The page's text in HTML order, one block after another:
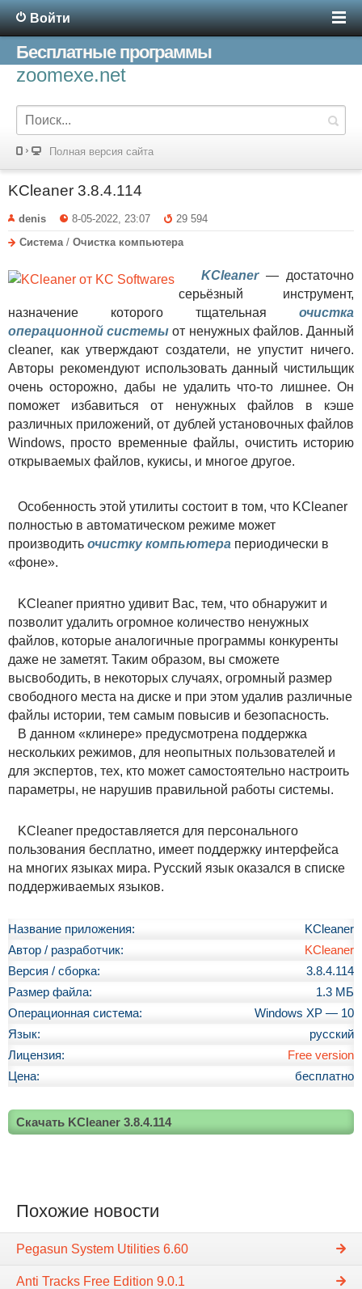
Войти
Бесплатные программы
zoomexe.net
Полная версия сайта
KCleaner 3.8.4.114
denis 8-05-2022, 23:07
29 594
Система / Очистка компьютера
KCleaner — достаточно
серьёзный инструмент,
назначение которого тщательная очистка
операционной системы от ненужных файлов. Данный
cleaner, как утверждают создатели, не упустит ничего.
Авторы рекомендуют использовать данный чистильщик
очень осторожно, дабы не удалить что-то лишнее. Он
поможет избавиться от ненужных файлов в кэше
различных приложений, от дублей установочных файлов
Windows, просто временные файлы, очистить историю
открываемых файлов, кукисы, и многое другое.
Особенность этой утилиты состоит в том, что KCleaner
полностью в автоматическом режиме может
производить очиcтку компьютера периодически в
«фоне».
KCleaner приятно удивит Вас, тем, что обнаружит и
позволит удалить огромное количество ненужных
файлов, которые аналогичные программы конкуренты
даже не заметят. Таким образом, вы сможете
высвободить, в некоторых случаях, огромный размер
свободного места на диске и при этом удалив различные
файлы истории, тем самым повысив и безопасность.
В данном «клинере» предусмотрена поддержка
нескольких режимов, для неопытных пользователей и
для экспертов, тех, кто может самостоятельно настроить
параметры, не нарушив правильной работы системы.
KCleaner предоставляется для персонального
пользования бесплатно, имеет поддержку интерфейса
на многих языках мира. Русский язык оказался в списке
поддерживаемых языков.
Название приложения:
KCleaner
Автор / разработчик:
KCleaner
Версия / сборка:
3.8.4.114
Размер файла:
1.3 МБ
Операционная система:
Windows XP — 10
Язык:
русский
Лицензия:
Free version
Цена:
бесплатно
Скачать KCleaner 3.8.4.114
Похожие новости
Pegasun System Utilities 6.60
Anti Tracks Free Edition 9.0.1